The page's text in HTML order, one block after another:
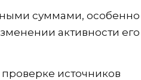
суммами, особенно
активности его
источников